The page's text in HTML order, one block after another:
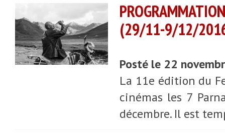
(29/11-9/12/
Posté le 22
La 11e édition du
cinémas les 7
décembre. Il est